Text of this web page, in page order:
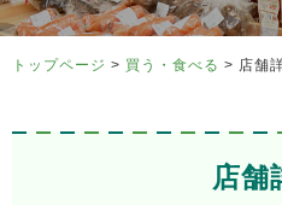
トップページ > 買う・食べる > 店舗
店舗